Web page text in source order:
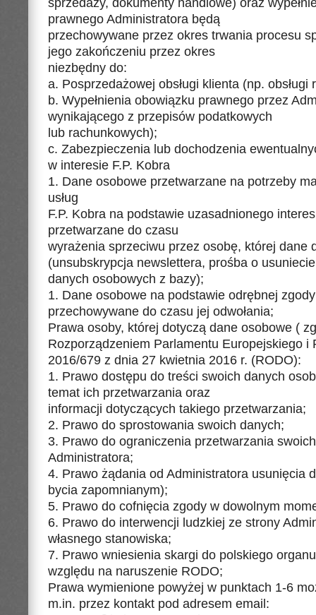
prawnego Administratora będą
przechowywane przez okres trwania procesu
jego zakończeniu przez okres
niezbędny do:
a. Posprzedażowej obsługi klienta (np. obsługi
b. Wypełnienia obowiązku prawnego przez
wynikającego z przepisów podatkowych
lub rachunkowych);
c. Zabezpieczenia lub dochodzenia
w interesie F.P. Kobra
1. Dane osobowe przetwarzane na potrzeby
usług
F.P. Kobra na podstawie uzasadnionego
przetwarzane do czasu
wyrażenia sprzeciwu przez osobę, której dane
(unsubskrypcja newslettera, prośba o usuniecie
danych osobowych z bazy);
1. Dane osobowe na podstawie odrębnej
przechowywane do czasu jej odwołania;
Prawa osoby, której dotyczą dane osobowe (
Rozporządzeniem Parlamentu Europejskiego i
2016/679 z dnia 27 kwietnia 2016 r. (RODO):
1. Prawo dostępu do treści swoich danych
temat ich przetwarzania oraz
informacji dotyczących takiego przetwarzania;
2. Prawo do sprostowania swoich danych;
3. Prawo do ograniczenia przetwarzania
Administratora;
4. Prawo żądania od Administratora usunięcia
bycia zapomnianym);
5. Prawo do cofnięcia zgody w dowolnym
6. Prawo do interwencji ludzkiej ze strony
własnego stanowiska;
7. Prawo wniesienia skargi do polskiego
względu na naruszenie RODO;
Prawa wymienione powyżej w punktach 1-6
m.in. przez kontakt pod adresem email: